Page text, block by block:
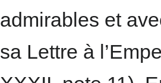
admirables et
sa Lettre à